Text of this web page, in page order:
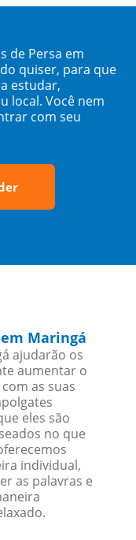
de Persa em
quiser, para que
estudar,
local. Você nem
com seu
Maringá
ajudarão os
aumentar o
as suas
eles são
no que
individual,
as palavras e